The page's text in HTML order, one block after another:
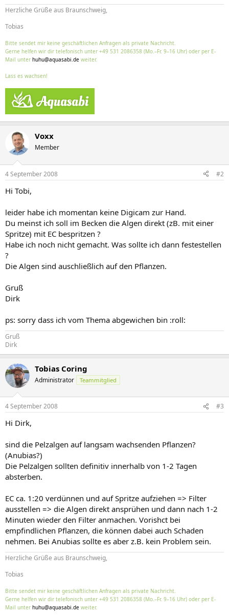
Herzliche Grüße aus Braunschweig,
Tobias
Bitte sendet mir keine geschäftlichen Anfragen als private Nachricht.
Gerne helfen wir dir telefonisch unter +49 531 2086358 (Mo.–Fr. 9–16 Uhr) oder per E-
Mail unter huhu@aquasabi.de weiter.
Lass es wachsen!
Voxx
Member
4 September 2008 #2
Hi Tobi,
leider habe ich momentan keine Digicam zur Hand.
Du meinst ich soll im Becken die Algen direkt (zB. mit einer
Spritze) mit EC bespritzen ?
Habe ich noch nicht gemacht. Was sollte ich dann festestellen
?
Die Algen sind auschließlich auf den Pflanzen.
Gruß
Dirk
ps: sorry dass ich vom Thema abgewichen bin :roll:
Gruß
Dirk
Tobias Coring
Administrator Teammitglied
4 September 2008 #3
Hi Dirk,
sind die Pelzalgen auf langsam wachsenden Pflanzen?
(Anubias?)
Die Pelzalgen sollten definitiv innerhalb von 1-2 Tagen
absterben.
EC ca. 1:20 verdünnen und auf Spritze aufziehen => Filter
ausstellen => die Algen direkt ansprühen und dann nach 1-2
Minuten wieder den Filter anmachen. Vorishct bei
empfindlichen Pflanzen, die können dabei auch Schaden
nehmen. Bei Anubias sollte es aber z.B. kein Problem sein.
Herzliche Grüße aus Braunschweig,
Tobias
Bitte sendet mir keine geschäftlichen Anfragen als private Nachricht.
Gerne helfen wir dir telefonisch unter +49 531 2086358 (Mo.–Fr. 9–16 Uhr) oder per E-
Mail unter huhu@aquasabi.de weiter.